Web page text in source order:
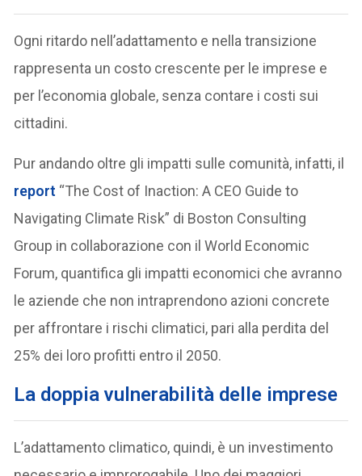
Ogni ritardo nell’adattamento e nella transizione
rappresenta un costo crescente per le imprese e
per l’economia globale, senza contare i costi sui
cittadini.
Pur andando oltre gli impatti sulle comunità, infatti, il
report “The Cost of Inaction: A CEO Guide to
Navigating Climate Risk” di Boston Consulting
Group in collaborazione con il World Economic
Forum, quantifica gli impatti economici che avranno
le aziende che non intraprendono azioni concrete
per affrontare i rischi climatici, pari alla perdita del
25% dei loro profitti entro il 2050.
La doppia vulnerabilità delle imprese
L’adattamento climatico, quindi, è un investimento